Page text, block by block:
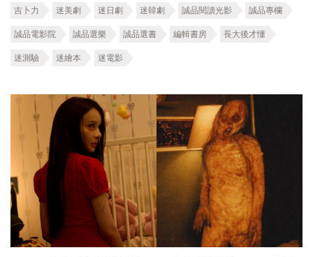
吉卜力 迷美劇 迷日劇 迷韓劇 誠品閱讀光影 誠品專欄
誠品電影院 誠品選樂 誠品選書 編輯書房 長大後才懂
迷測驗 迷繪本 迷電影